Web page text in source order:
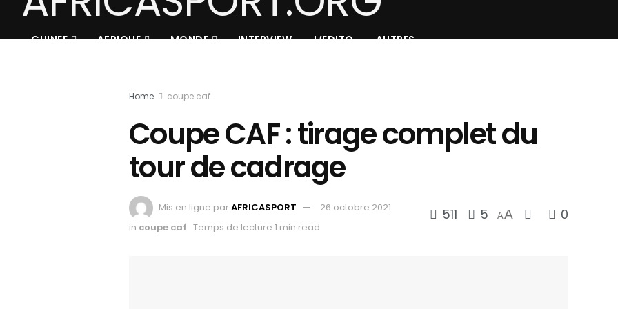
GUINEE AFRIQUE MONDE INTERVIEW L’EDITO AUTRES
Home coupe caf
Coupe CAF : tirage complet du
tour de cadrage
Mis en ligne parAFRICASPORT
26 octobre 2021
in coupe caf Temps de lecture:1 min read
511 5 AA 0